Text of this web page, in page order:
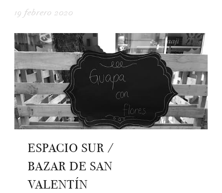
19 febrero 2020
ESPACIO SUR /
BAZAR DE SAN
VALENTÍN